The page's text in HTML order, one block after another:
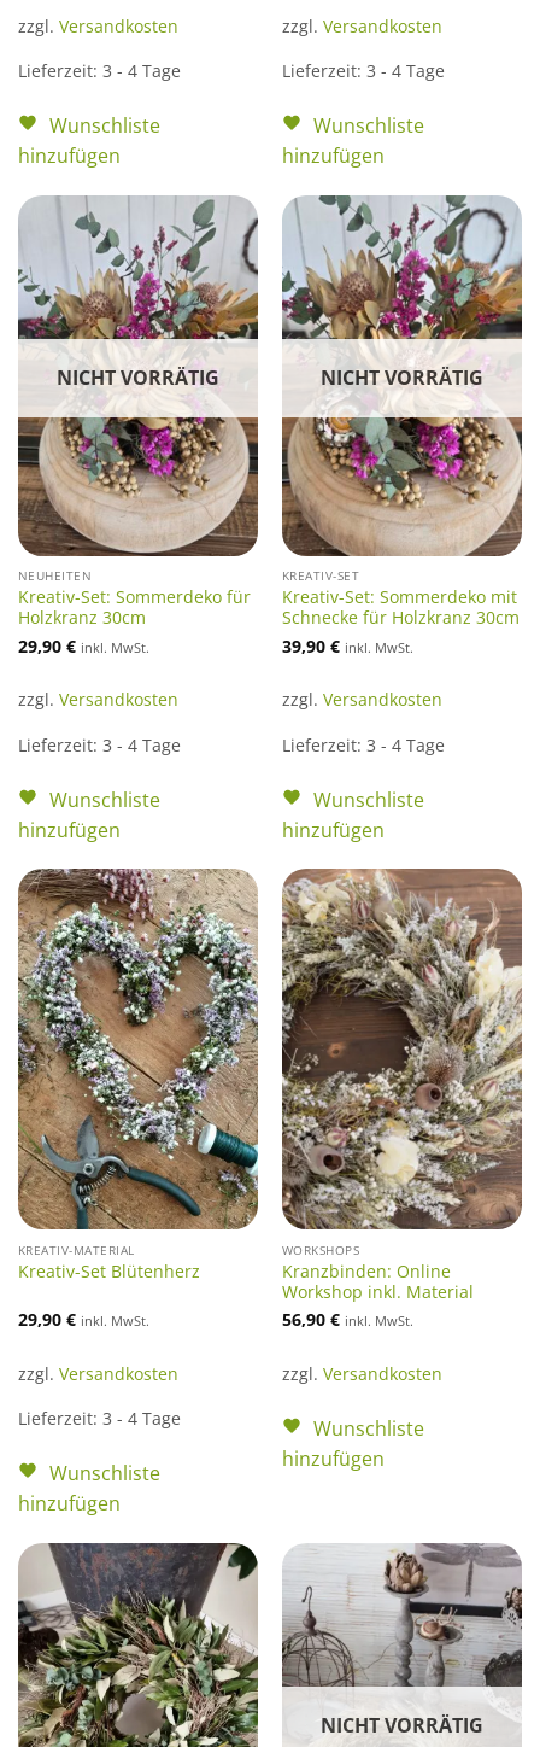
zzgl. Versandkosten
Lieferzeit: 3 - 4 Tage
Wunschliste
hinzufügen
zzgl. Versandkosten
Lieferzeit: 3 - 4 Tage
Wunschliste
hinzufügen
NICHT VORRÄTIG
NEUHEITEN
Kreativ-Set: Sommerdeko für
Holzkranz 30cm
29,90 € inkl. MwSt.
zzgl. Versandkosten
Lieferzeit: 3 - 4 Tage
Wunschliste
hinzufügen
NICHT VORRÄTIG
KREATIV-SET
Kreativ-Set: Sommerdeko mit
Schnecke für Holzkranz 30cm
39,90 € inkl. MwSt.
zzgl. Versandkosten
Lieferzeit: 3 - 4 Tage
Wunschliste
hinzufügen
KREATIV-MATERIAL
Kreativ-Set Blütenherz
29,90 € inkl. MwSt.
zzgl. Versandkosten
Lieferzeit: 3 - 4 Tage
Wunschliste
hinzufügen
WORKSHOPS
Kranzbinden: Online
Workshop inkl. Material
56,90 € inkl. MwSt.
zzgl. Versandkosten
Wunschliste
hinzufügen
NICHT VORRÄTIG